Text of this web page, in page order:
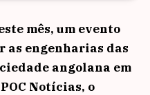
mês, um evento
as engenharias das
angolana em
Notícias, o